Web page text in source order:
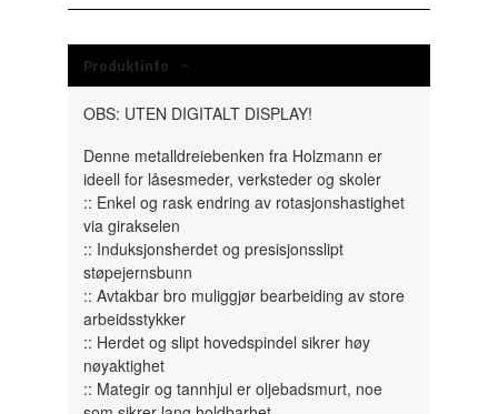
Produktinfo
OBS: UTEN DIGITALT DISPLAY!
Denne metalldreiebenken fra Holzmann er
ideell for låsesmeder, verksteder og skoler
:: Enkel og rask endring av rotasjonshastighet
via girakselen
:: Induksjonsherdet og presisjonsslipt
støpejernsbunn
:: Avtakbar bro muliggjør bearbeiding av store
arbeidsstykker
:: Herdet og slipt hovedspindel sikrer høy
nøyaktighet
:: Mategir og tannhjul er oljebadsmurt, noe